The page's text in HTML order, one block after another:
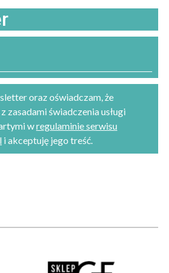
oraz oświadczam, że
zasadami świadczenia usługi
wregulaminie serwisu
i akceptuję jego treść.